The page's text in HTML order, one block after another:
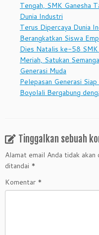
Tengah, SMK Ganesha
Dunia Industri
Terus Dipercaya Dunia
Berangkatkan Siswa
Dies Natalis ke-58 SMK
Meriah, Satukan
Generasi Muda
Pelepasan Generasi
Boyolali Bergabung
Tinggalkan sebuah
Alamat email Anda tidak akan
ditandai *
Komentar *